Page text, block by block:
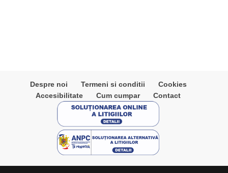
Despre noi Termeni si conditii
Cookies
Accesibilitate
Cum cumpar Contact